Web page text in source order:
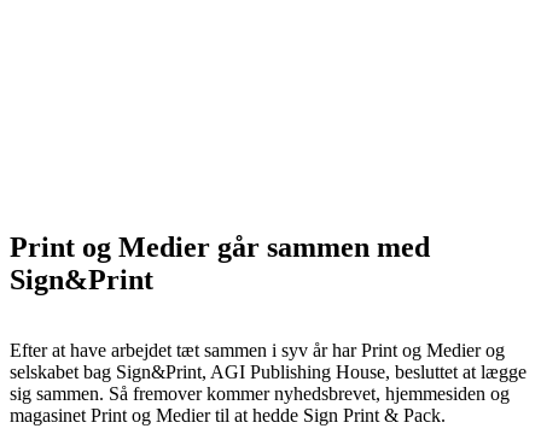
Print og Medier går sammen med
Sign&Print
Efter at have arbejdet tæt sammen i syv år har Print og Medier og
selskabet bag Sign&Print, AGI Publishing House, besluttet at lægge
sig sammen. Så fremover kommer nyhedsbrevet, hjemmesiden og
magasinet Print og Medier til at hedde Sign Print & Pack.